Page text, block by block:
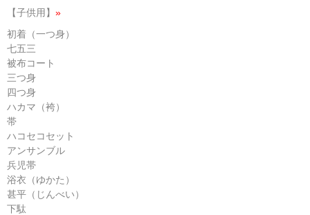
【子供用】 »
初着（一つ身）
七五三
被布コート
三つ身
四つ身
ハカマ（袴）
帯
ハコセコセット
アンサンブル
兵児帯
浴衣（ゆかた）
甚平（じんべい）
下駄